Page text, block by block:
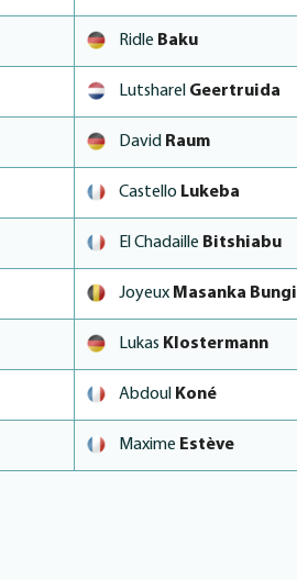
Ridle Baku
Lutsharel Geertruida
David Raum
Castello Lukeba
El Chadaille Bitshiabu
Joyeux Masanka Bungi
Lukas Klostermann
Abdoul Koné
Maxime Estève